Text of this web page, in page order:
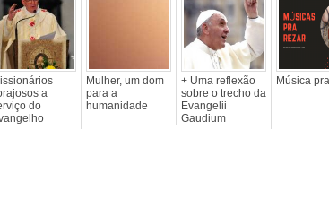
a
do
Mulher, um dom
para a
humanidade
+ Uma reflexão
sobre o trecho da
Evangelii
Gaudium
Música